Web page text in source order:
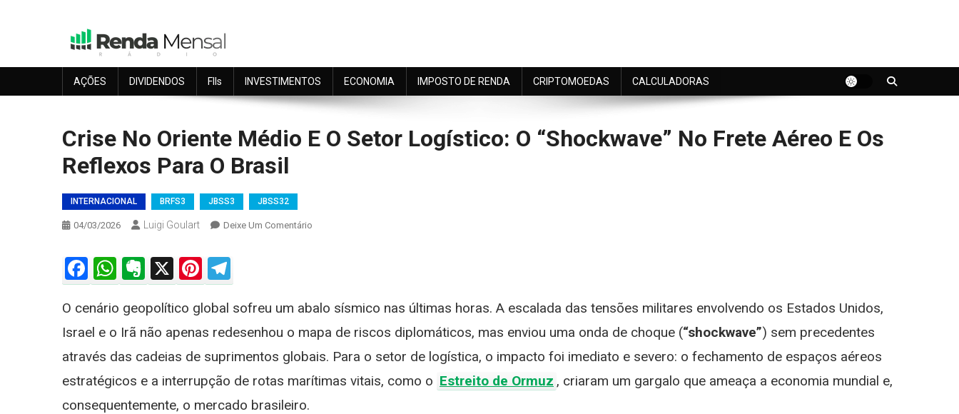
Renda Mensal
Seu dinheiro trabalhando por você.
AÇÕES DIVIDENDOS FIIs INVESTIMENTOS ECONOMIA IMPOSTO DE RENDA CRIPTOMOEDAS CALCULADORAS
Crise No Oriente Médio E O Setor Logístico: O “Shockwave” No Frete Aéreo E Os
Reflexos Para O Brasil
INTERNACIONAL BRFS3 JBSS3 JBSS32
04/03/2026 Luigi Goulart Deixe Um Comentário
E
Setor
Logístico:
“Shockwave”
Facebook
WhatsApp
Evernote
X Pinterest
O cenário geopolítico global sofreu um abalo sísmico nas últimas horas. A escalada das tensões militares envolvendo os Estados Unidos,
Israel e o Irã não apenas redesenhou o mapa de riscos diplomáticos, mas enviou uma onda de choque (“shockwave”) sem precedentes
através das cadeias de suprimentos globais. Para o setor de logística, o impacto foi imediato e severo: o fechamento de espaços aéreos
estratégicos e a interrupção de rotas marítimas vitais, como o Estreito de Ormuz , criaram um gargalo que ameaça a economia mundial e,
consequentemente, o mercado brasileiro.